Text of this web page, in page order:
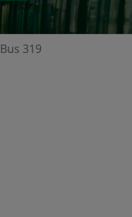
Bus 319